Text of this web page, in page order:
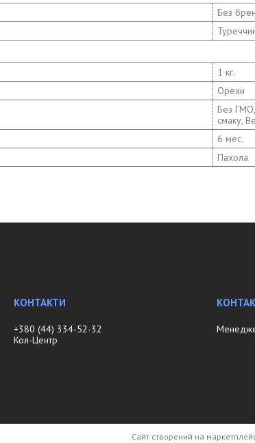
Без
1 кг.
Орехи
Без ГМО,
смаку,
6 мес.
Пахола
+380 (44) 334-52-32
Кол-Центр
Сайт створений на